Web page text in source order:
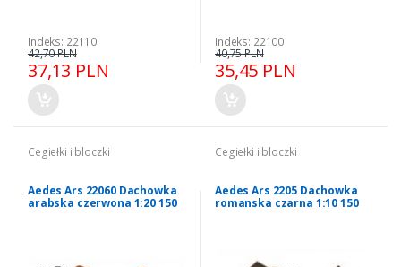
Indeks: 22110
37,13 PLN
42,70 PLN
Indeks: 22100
35,45 PLN
40,75 PLN
Cegiełki i bloczki
Aedes Ars 22060 Dachowka
arabska czerwona 1:20 150
Cegiełki i bloczki
Aedes Ars 2205 Dachowka
romanska czarna 1:10 150